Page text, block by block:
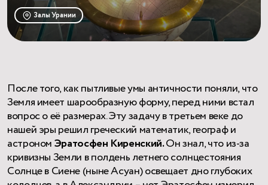
О ПЛАНЕТАРИИ
НАУЧНЫЙ БЛОГ
КВИЗЫ
Залы Урании
После того, как пытливые умы античности поняли, что
Земля имеет шарообразную форму, перед ними встал
вопрос о её размерах. Эту задачу в третьем веке до
нашей эры решил греческий математик, географ и
астрономЭратосфен Киренский.Он знал, что из-за
кривизны Земли в полдень летнего солнцестояния
Солнце в Сиене (ныне Асуан) освещает дно глубоких